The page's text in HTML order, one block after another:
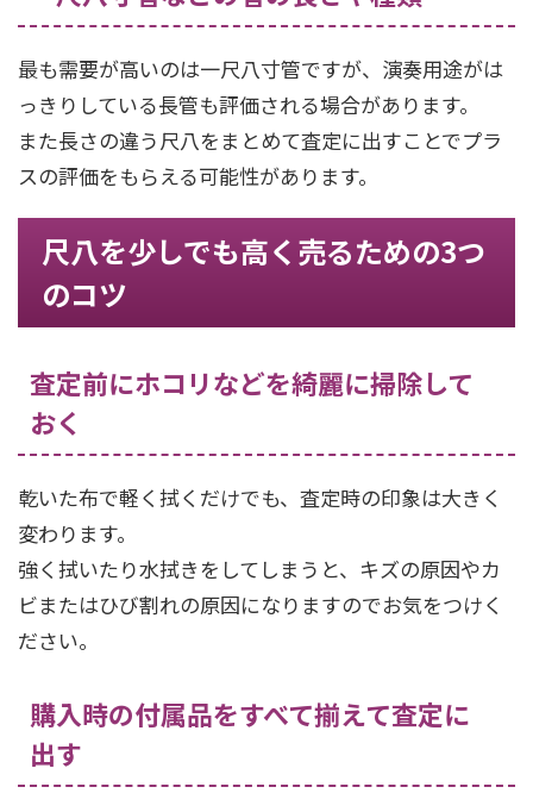
最も需要が高いのは一尺八寸管ですが、演奏用途がは
っきりしている長管も評価される場合があります。
また長さの違う尺八をまとめて査定に出すことでプラ
スの評価をもらえる可能性があります。
尺八を少しでも高く売るための3つ
のコツ
査定前にホコリなどを綺麗に掃除して
おく
乾いた布で軽く拭くだけでも、査定時の印象は大きく
変わります。
強く拭いたり水拭きをしてしまうと、キズの原因やカ
ビまたはひび割れの原因になりますのでお気をつけく
ださい。
購入時の付属品をすべて揃えて査定に
出す